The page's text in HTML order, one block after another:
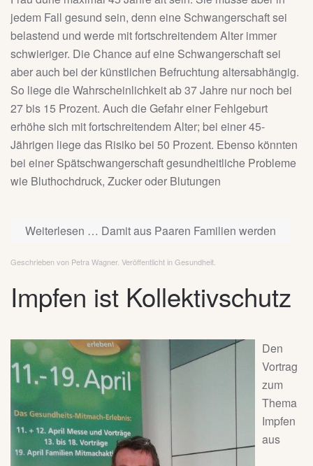
jedem Fall gesund sein, denn eine Schwangerschaft sei
belastend und werde mit fortschreitendem Alter immer
schwieriger. Die Chance auf eine Schwangerschaft sei
aber auch bei der künstlichen Befruchtung altersabhängig.
So liege die Wahrscheinlichkeit ab 37 Jahre nur noch bei
27 bis 15 Prozent. Auch die Gefahr einer Fehlgeburt
erhöhe sich mit fortschreitendem Alter; bei einer 45-
Jährigen liege das Risiko bei 50 Prozent. Ebenso könnten
bei einer Spätschwangerschaft gesundheitliche Probleme
wie Bluthochdruck, Zucker oder Blutungen
Weiterlesen … Damit aus Paaren Familien werden
Geschrieben von Petra Wagner. Veröffentlicht inGesundheit
Impfen ist Kollektivschutz
Den
Vortrag
zum
Thema
Impfen
aus